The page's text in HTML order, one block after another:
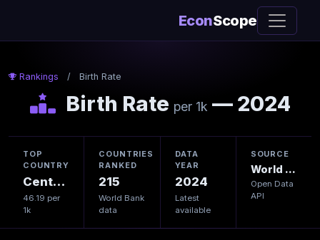
EconScope
Rankings / Birth Rate
Birth Rate per 1k — 2024
TOP
COUNTRY
Central African Republic
46.19 per
1k
COUNTRIES
RANKED
215
World Bank
data
DATA
YEAR
2024
Latest
available
SOURCE
World Bank
Open Data
API